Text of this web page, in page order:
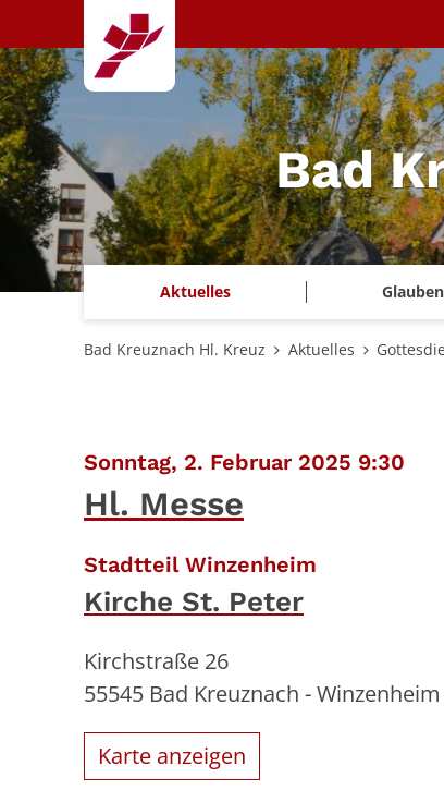
Zum Inhalt springen
Bad
Aktuelles
Bad Kreuznach Hl. Kreuz Aktuelles
Sonntag, 2. Februar 2025 9:30
Hl. Messe
Stadtteil Winzenheim
Kirche St. Peter
Kirchstraße 26
55545 Bad Kreuznach - Winzenheim
Karte anzeigen